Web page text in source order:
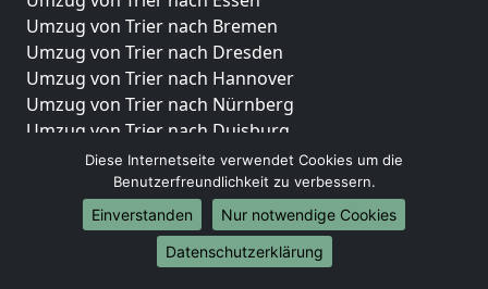
Umzug von Trier nach Bremen
Umzug von Trier nach Dresden
Umzug von Trier nach Hannover
Umzug von Trier nach Nürnberg
Umzug von Trier nach Duisburg
Umzug von Trier nach Bochum
Umzug von Trier nach Wuppertal
Umzug von Trier nach Bielefeld
Umzug von Trier nach Bonn
Umzug von Trier nach Münster
Diese Internetseite verwendet Cookies um die
Benutzerfreundlichkeit zu verbessern.
Einverstanden
Nur notwendige Cookies
Datenschutzerklärung